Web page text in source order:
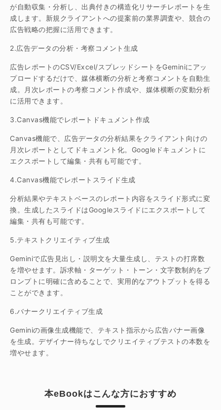
が自動収集・分析し、出典付きの構造化リサーチレポートを生
成します。新規クライアントへの提案前の業界調査や、競合の
広告戦略の把握に活用できます。
2.広告データの分析・考察コメント生成
広告レポートのCSV/Excel/スプレッドシートをGeminiにアッ
プロードするだけで、媒体横断の分析と考察コメントを自動生
成。月次レポートの考察コメント作成や、媒体横断の変動分析
に活用できます。
3.Canvas機能でレポートドキュメント作成
Canvas機能で、広告データの分析結果をクライアント向けの
月次レポートとしてドキュメント化。Googleドキュメントに
エクスポートして編集・共有も可能です。
4.Canvas機能でレポートスライド生成
分析結果やテキストベースのレポート内容をスライド形式に変
換。生成したスライドはGoogleスライドにエクスポートして
編集・共有も可能です。
5.テキストクリエイティブ生成
Geminiで広告見出し・説明文を大量生成し、テストの打席数
を増やせます。訴求軸・ターゲット・トーン・文字数制約をプ
ロンプトに明確に含めることで、実用的なアウトプットを得る
ことができます。
6.バナークリエイティブ生成
Geminiの画像生成機能で、テキスト指示から広告バナー画像
を生成。デザイナー待ちなしでクリエイティブテストの本数を
増やせます。
本eBookはこんな方におすすめ